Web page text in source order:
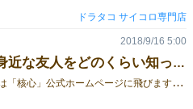
ドラタコ サイコロ専門店
あなたは身近な友人をどのくらい知っていますか？（ゲームマーケット2018秋★新作★出展作品『核心』）
以
下、リンクは「核心」公式ホームページに飛びます。 前回に引き続き今回は、本カードゲームの副題②について話していきます。これを知ることで、ゲームの目的やルールを理解することができますので、ちょっとお付き合え頂ければと思います。 ＜副題＞ 前回：① 未知の「自分」に気付くカードゲーム 今回：② 本当の「他者」と出会うカードゲーム 初めに質問です。 『あなたは、身近にいる友人をどのくらい知っていますか？』 「いや、結構、遊んでるし、食事行ったりするんで、結構知ってます！」とあなたは言うかもしれない。しかし、実際はそうでないことが多いです。なぜなら、本当の意味で「他者」と出会っていないからです。 日常はあまり顔を出さない「他者」と出会った時、例えば、あなたはこう感じます。「こんな意見を持っているとは意外過ぎる！」「こんなこと普通できないよな…」「そんな大胆なこと言っちゃう？」とかです。 あなたには、到底理解できない「他者」がそこに立ち現われてきます。この時、本当の意味で「友人と出会った」ことになります。それまで、あなたはその友人に出会っていない… ここで、前回の「フロイト」に続き、もう１人の現代哲学者「ガダマー」を紹介します。 では、そんな友人が持つ「他者」と出会った時、あなたはどうしますか？ 自分には到底理解できないと一蹴するのか、人間は千差万別だからそういう人間もいるよねと受入れるのか・・・ガダマーは、そのどっちも否定します。 簡単にガダマーの「他者への理解」を述べるとこういう感じになります。 ① 普遍的な問いを立てる ② 自分と友人の過去を踏まえて考える ③ ①の答えを見つける（できれば友人と対話して） ①の普遍的な問いを立てるというのは、例えば「金遣いの荒い人」がいたとします。この場合は「正しいお金の使い方はどういったものか？」と、普遍的に誰でもフェアに考えることができるような問いにするということです。 そして②で友人の過去に何があったのか？自分の過去の経験はどうか？などを踏まえて③できれば、その友人と対話しながら、より「正しいお金の使い方」の答えを見つけるということです。 最も大事なのは、この時「あなた自身が変容する」ということです。あなたが持っていた先入観がなくなり、より「他者」を理解できる人間になるということ。 さて・・・前置きが長くなりましたが、本カードゲーム『核心』は２人用のコミュニケーションゲームであり、相手の「他者」（核心）を開示します（上図①）。カードゲームのルール自体は「他者」を開示するまでですが、おそらくあなたは友人の意外な一面（「他者」）に出会うことになるでしょう。
2018/9/16 5:00